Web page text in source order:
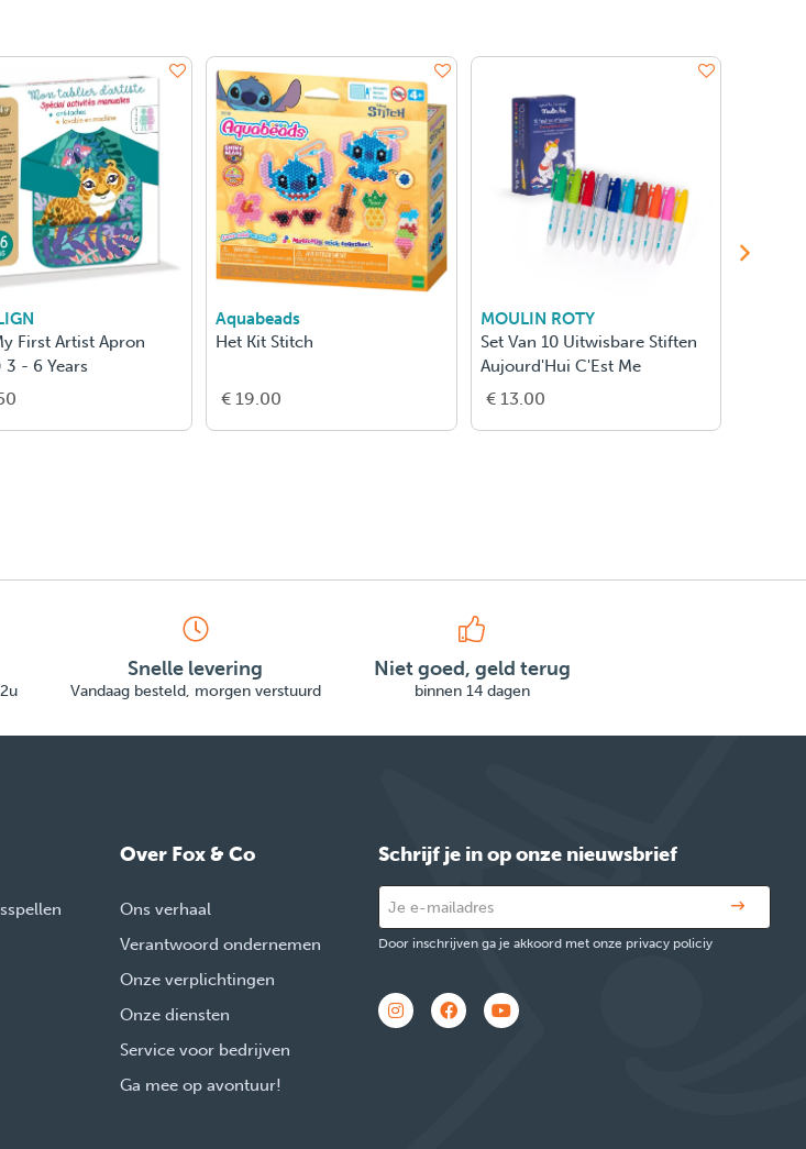
First Artist Apron
3 - 6 Years
Aquabeads
Het Kit Stitch
€ 19.00
MOULIN ROTY
Set Van 10 Uitwisbare Stiften
Aujourd'Hui C'Est Me
€ 13.00
Snelle levering
Vandaag besteld, morgen verstuurd
Niet goed, geld terug
binnen 14 dagen
Over Fox & Co
Ons verhaal
Verantwoord ondernemen
Onze verplichtingen
Onze diensten
Service voor bedrijven
Ga mee op avontuur!
Schrijf je in op onze nieuwsbrief
Door inschrijven ga je akkoord met onze privacy policiy